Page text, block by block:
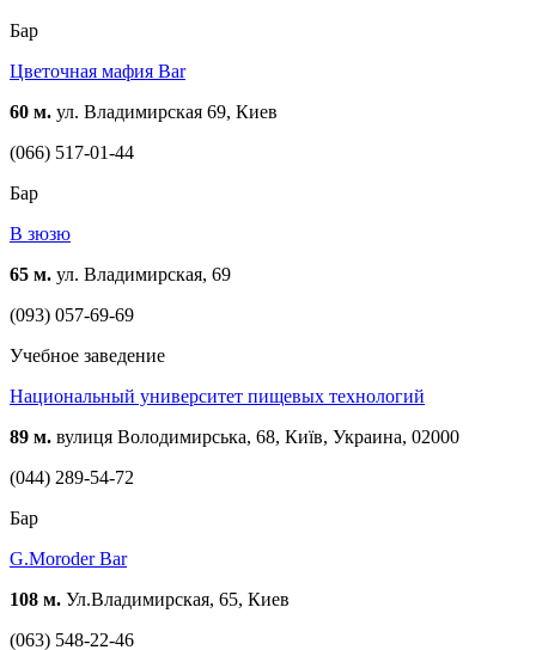
Бар
Цветочная мафия Bar
60 м. ул. Владимирская 69, Киев
(066) 517-01-44
Бар
В зюзю
65 м. ул. Владимирская, 69
(093) 057-69-69
Учебное заведение
Национальный университет пищевых технологий
89 м. вулиця Володимирська, 68, Київ, Украина, 02000
(044) 289-54-72
Бар
G.Moroder Bar
108 м. Ул.Владимирская, 65, Киев
(063) 548-22-46